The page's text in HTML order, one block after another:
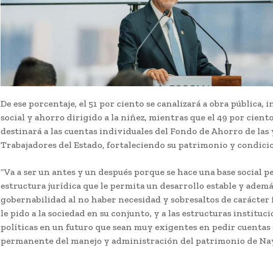
De ese porcentaje, el 51 por ciento se canalizará a obra pública,
social y ahorro dirigido a la niñez, mientras que el 49 por
destinará a las cuentas individuales del Fondo de Ahorro de las
Trabajadores del Estado, fortaleciendo su patrimonio y
“Va a ser un antes y un después porque se hace una base social
estructura jurídica que le permita un desarrollo estable y
gobernabilidad al no haber necesidad y sobresaltos de carácter
le pido a la sociedad en su conjunto, y a las estructuras
políticas en un futuro que sean muy exigentes en pedir cuentas
permanente del manejo y administración del patrimonio de